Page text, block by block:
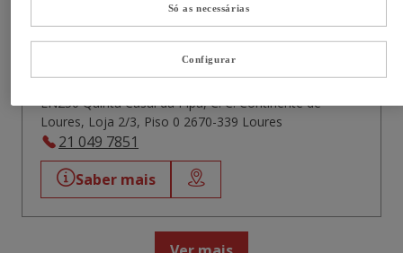
Kiwoko Continente Loures
116 Avaliações
Fechado agora.Abre às 10:00
EN250 Quinta Casal da Pipa, C. C. Continente de
Loures, Loja 2/3, Piso 0 2670-339 Loures
21 049 7851
Saber mais
Só as necessárias
Configurar